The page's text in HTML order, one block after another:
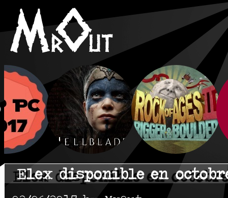
Elex disponible en